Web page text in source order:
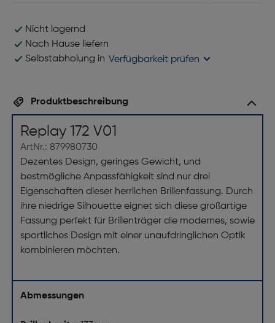
Nicht lagernd
Nach Hause liefern
Selbstabholung in Verfügbarkeit prüfen
Produktbeschreibung
Replay 172 V01
ArtNr.: 879980730
Dezentes Design, geringes Gewicht, und
bestmögliche Anpassfähigkeit sind nur drei
Eigenschaften dieser herrlichen Brillenfassung. Durch
ihre niedrige Silhouette eignet sich diese großartige
Fassung perfekt für Brillenträger die modernes, sowie
sportliches Design mit einer unaufdringlichen Optik
kombinieren möchten.
Abmessungen